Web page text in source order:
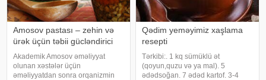
Amosov pastası – zehin və
ürək üçün təbii gücləndirici
Akademik Amosov əməliyyat
olunan xəstələr üçün
əməliyyatdan sonra orqanizmin
Qədim yeməyimiz xaşlama
resepti
Tərkibi:. 1 kq sümüklü ət
(qoyun,quzu və ya mal). 5
ədədsoğan. 7 ədəd kartof. 3-4